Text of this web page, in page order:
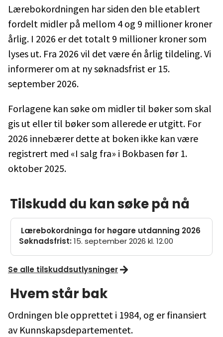
Lærebokordningen har siden den ble etablert
fordelt midler på mellom 4 og 9 millioner kroner
årlig. I 2026 er det totalt 9 millioner kroner som
lyses ut. Fra 2026 vil det være én årlig tildeling. Vi
informerer om at ny søknadsfrist er 15.
september 2026.
Forlagene kan søke om midler til bøker som skal
gis ut eller til bøker som allerede er utgitt. For
2026 innebærer dette at boken ikke kan være
registrert med «I salg fra» i Bokbasen før 1.
oktober 2025.
Tilskudd du kan søke på nå
Lærebokordninga for høgare utdanning 2026
Søknadsfrist: 15. september 2026 kl. 12.00
Se alle tilskuddsutlysninger
Hvem står bak
Ordningen ble opprettet i 1984, og er finansiert
av Kunnskapsdepartementet.